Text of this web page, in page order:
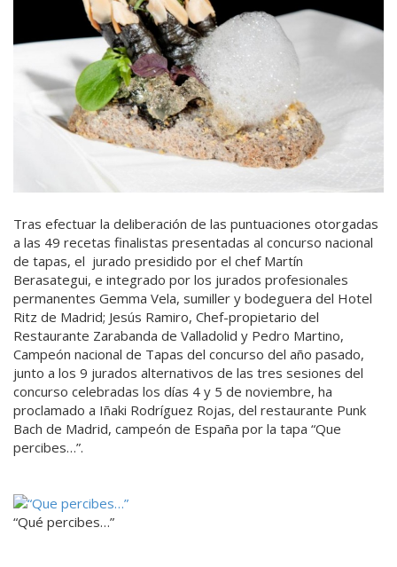
Tras efectuar la deliberación de las puntuaciones otorgadas
a las 49 recetas finalistas presentadas al concurso nacional
de tapas, el jurado presidido por el chef Martín
Berasategui, e integrado por los jurados profesionales
permanentes Gemma Vela, sumiller y bodeguera del Hotel
Ritz de Madrid; Jesús Ramiro, Chef-propietario del
Restaurante Zarabanda de Valladolid y Pedro Martino,
Campeón nacional de Tapas del concurso del año pasado,
junto a los 9 jurados alternativos de las tres sesiones del
concurso celebradas los días 4 y 5 de noviembre, ha
proclamado a Iñaki Rodríguez Rojas, del restaurante Punk
Bach de Madrid, campeón de España por la tapa “Que
percibes…”.
“Qué percibes…”